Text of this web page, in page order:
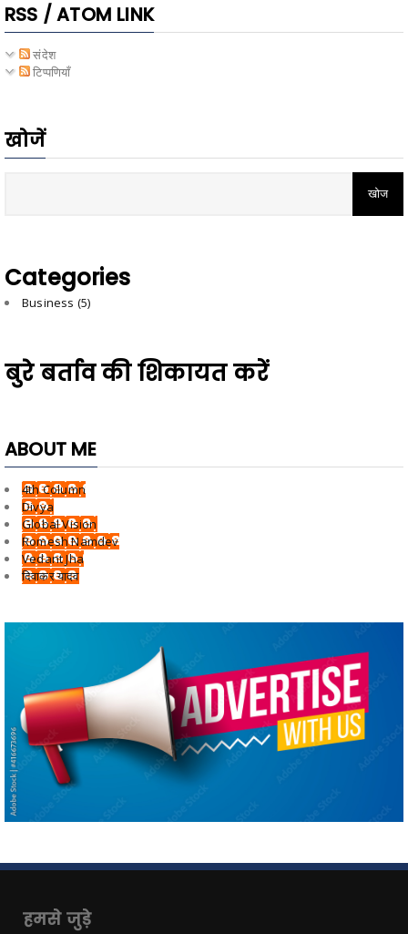
RSS / ATOM LINK
संदेश
टिप्पणियाँ
खोजें
Categories
Business (5)
बुरे बर्ताव की शिकायत करें
ABOUT ME
4th Column
Divya
Global Vision
Romesh Namdev
Vedant Jha
दिवाकर यादव
हमसे जुड़े